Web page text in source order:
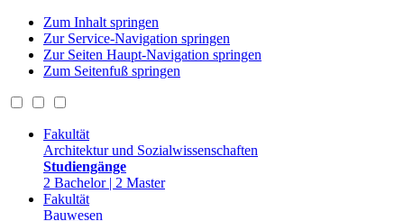
Zum Inhalt springen
Zur Service-Navigation springen
Zur Seiten Haupt-Navigation springen
Zum Seitenfuß springen
Fakultät
Architektur und Sozialwissenschaften
Studiengänge
2 Bachelor | 2 Master
Fakultät
Bauwesen